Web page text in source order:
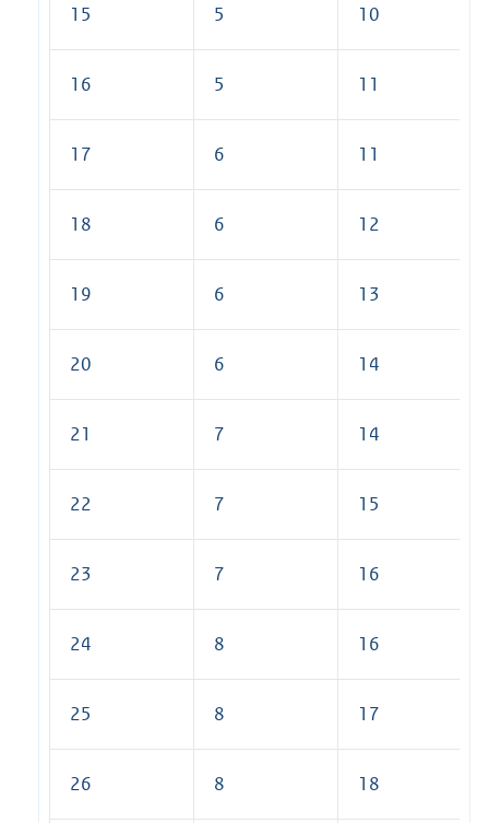
15 5 10
16 5 11
17 6 11
18 6 12
19 6 13
20 6 14
21 7 14
22 7 15
23 7 16
24 8 16
25 8 17
26 8 18